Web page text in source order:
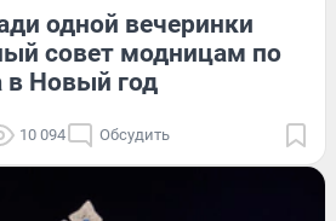
одной вечеринки
совет модницам по
в Новый год
10 094 Обсудить